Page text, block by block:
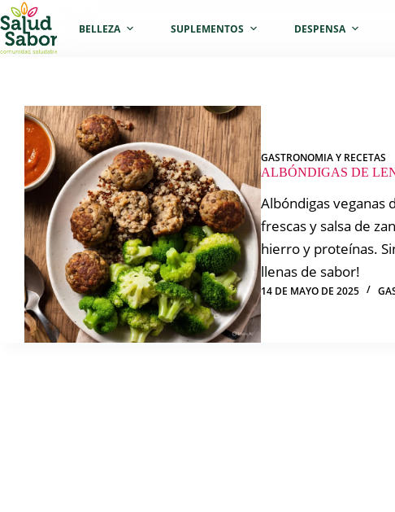
Saltar
al
contenido
BELLEZA SUPLEMENTOS DESPENSA
GASTRONOMIA Y RECETAS
ALBÓNDIGAS DE
Albóndigas veganas
frescas y salsa de
hierro y proteínas.
llenas de sabor!
14 DE MAYO DE 2025